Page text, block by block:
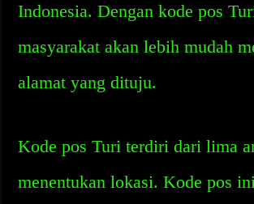
Indonesia. Dengan kode pos
masyarakat akan lebih mudah
alamat yang dituju.
Kode pos Turi terdiri dari lima
menentukan lokasi. Kode pos